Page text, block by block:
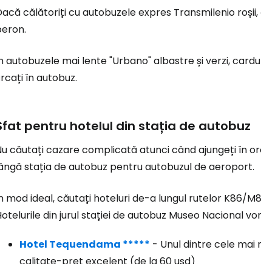
călătoriți cu autobuzele expres Transmilenio
autobuzele mai lente "Urbano" albastre și verzi,
în autobuz.
pentru hotelul din stația de autobuz
căutați cazare complicată atunci când ajungeți în
stația de autobuz pentru autobuzul de aeroport.
mod ideal, căutați hoteluri de-a lungul rutelor K86/
din jurul stației de autobuz Museo Nacional
Hotel Tequendama ***** - Unul dintre cele mai